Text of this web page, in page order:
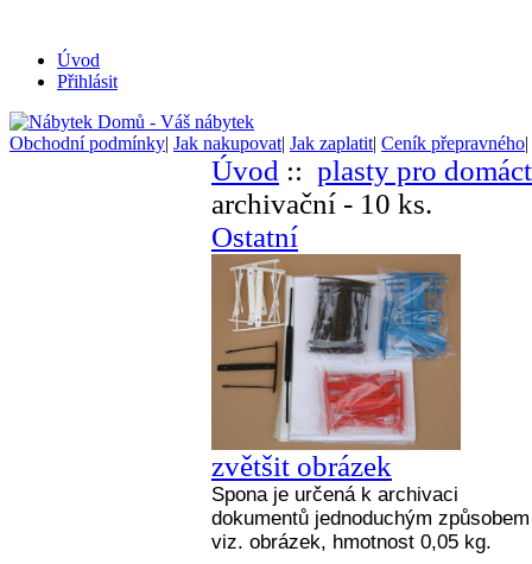
Úvod
Přihlásit
Obchodní podmínky| Jak nakupovat| Jak zaplatit| Ceník přepravného|
Úvod :: plasty pro
archivační - 10 ks.
Ostatní
zvětšit obrázek
Spona je určená k archivaci
dokumentů jednoduchým
viz. obrázek, hmotnost 0,05 kg.